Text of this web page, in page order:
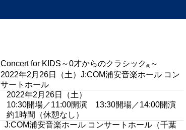
Concert for KIDS～0才からのクラシック®～
2022年2月26日（土）J:COM浦安音楽ホール コン
サートホール
2022年2月26日（土）
10:30開場／11:00開演 13:30開場／14:00開演
約1時間（休憩なし）
J:COM浦安音楽ホール コンサートホール （千葉